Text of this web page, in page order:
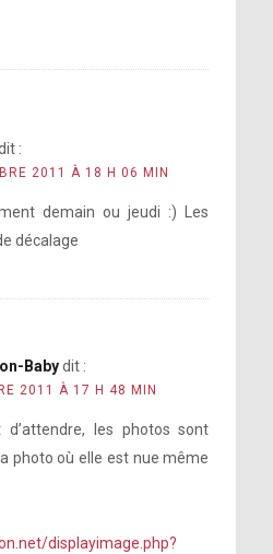
:
2011 À 18 H 06 MIN
demain ou jeudi :) Les
décalage
Baby dit :
2011 À 17 H 48 MIN
les photos sont
photo où elle est nue même
displayimage.php?